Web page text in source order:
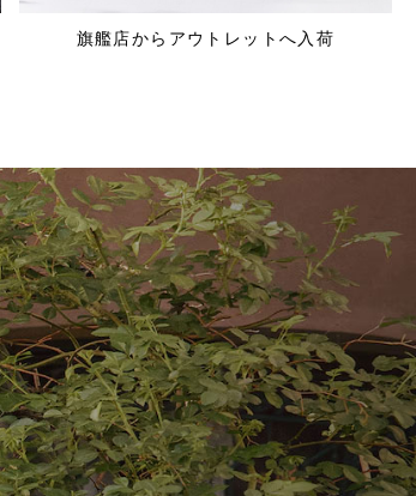
旗艦店からアウトレットへ入荷